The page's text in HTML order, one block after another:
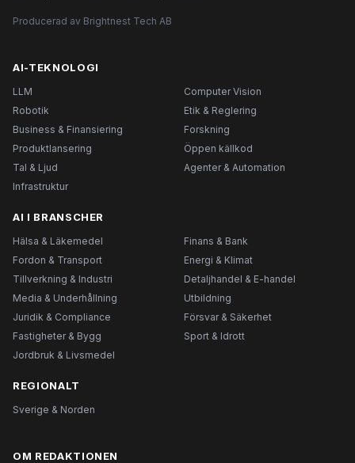
Producerad av Brightnest Tech AB
AI-TEKNOLOGI
LLM
Computer Vision
Robotik
Etik & Reglering
Business & Finansiering
Forskning
Produktlansering
Öppen källkod
Tal & Ljud
Agenter & Automation
Infrastruktur
AI I BRANSCHER
Hälsa & Läkemedel
Finans & Bank
Fordon & Transport
Energi & Klimat
Tillverkning & Industri
Detaljhandel & E-handel
Media & Underhållning
Utbildning
Juridik & Compliance
Försvar & Säkerhet
Fastigheter & Bygg
Sport & Idrott
Jordbruk & Livsmedel
REGIONALT
Sverige & Norden
OM REDAKTIONEN